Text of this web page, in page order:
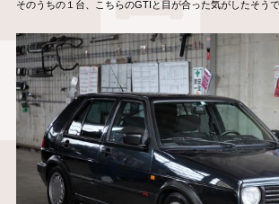
そのうちの１台、こちらのGTIと目が合った気がしたそうで